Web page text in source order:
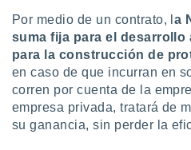
Por medio de un contrato, l a
suma fija para el desarrollo
para la construcción de
en caso de que incurran en
corren por cuenta de la
empresa privada, tratará de
su ganancia, sin perder la